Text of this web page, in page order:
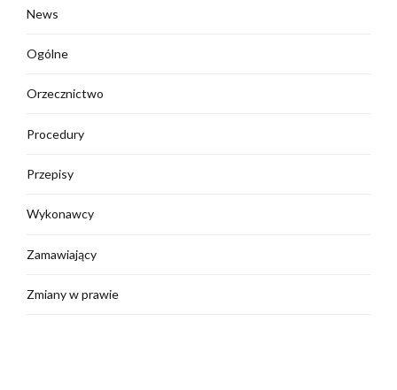
News
Ogólne
Orzecznictwo
Procedury
Przepisy
Wykonawcy
Zamawiający
Zmiany w prawie